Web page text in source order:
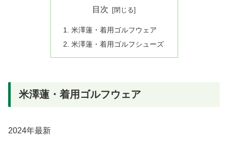
目次
米澤蓮・着用ゴルフウェア
米澤蓮・着用ゴルフシューズ
米澤蓮・着用ゴルフウェア
2024年最新